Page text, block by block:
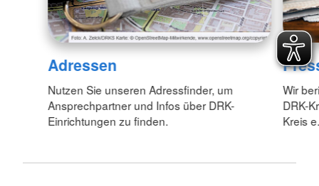
Adressen
Nutzen Sie unseren Adressfinder, um
Ansprechpartner und Infos über DRK-
Einrichtungen zu finden.
Wir
DRK-
Kreis